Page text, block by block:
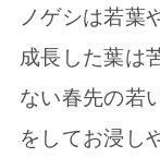
ノゲシは若葉
成長した葉は
ない春先の若
をしてお浸し